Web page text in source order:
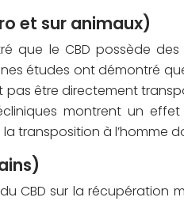
et sur animaux)
que le CBD possède
études ont démontré
être directement
montrent un
transposition à
CBD sur la